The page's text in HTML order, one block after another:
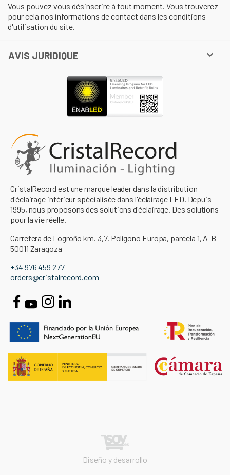
Vous pouvez vous désinscrire à tout moment. Vous trouverez
pour cela nos informations de contact dans les conditions
d'utilisation du site.
AVIS JURIDIQUE 
CristalRecord est une marque leader dans la distribution
d'éclairage intérieur spécialisée dans l'éclairage LED. Depuis
1995, nous proposons des solutions d'éclairage. Des solutions
pour la vie réelle.
Carretera de Logroño km. 3,7. Polígono Europa, parcela 1, A-B
50011 Zaragoza
+34 976 459 277
orders@cristalrecord.com
Diseño y desarrollo